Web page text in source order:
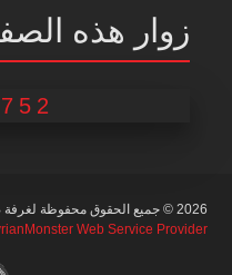
زوار هذه
2026 © جميع الحقوق محفوظة لغرفة صناعة دمشق |
Web Service Provider